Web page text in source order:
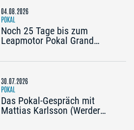
04.08.2026
POKAL
Noch 25 Tage bis zum
Leapmotor Pokal Grand
Tickets zum Preis von zwei
30.07.2026
POKAL
Das Pokal-Gespräch mit
Mattias Karlsson (Werder